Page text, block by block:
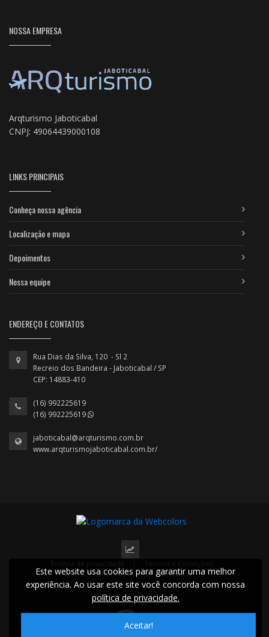
NOSSA EMPRESA
Arqturismo Jaboticabal
CNPJ: 49064439000108
LINKS PRINCIPAIS
Conheça nossa agência
Localização e mapa
Depoimentos
Nossa equipe
ENDEREÇO E CONTATOS
Rua Dias da Silva, 120 - Sl 2
Recreio dos Bandeira - Jaboticabal / SP
CEP: 14883-410
(16) 992225619
(16) 992225619
jaboticabal@arqturismo.com.br
www.arqturismojaboticabal.com.br/
2022 © Todos os direitos reservados.
Este website usa cookies para garantir uma melhor
experiência. Ao usar este site você concorda com nossa
política de privacidade.
Aceitar!